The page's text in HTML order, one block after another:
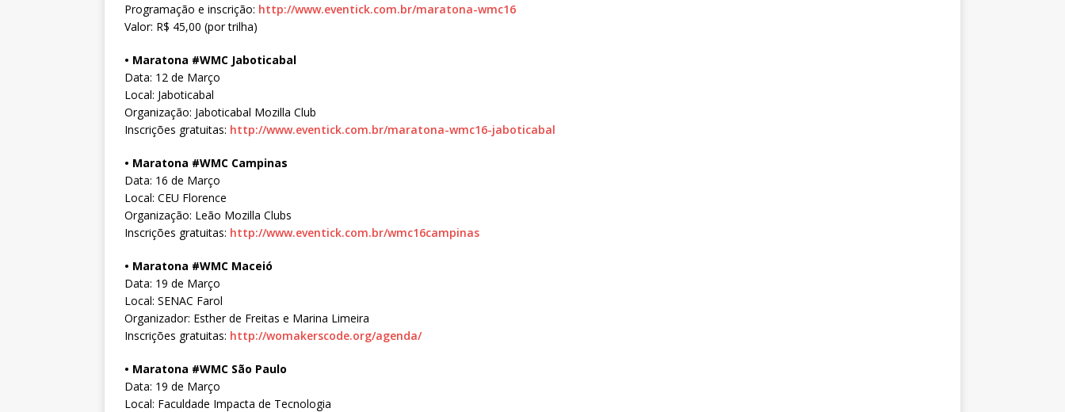
Programação e inscrição: http://www.eventick.com.br/maratona-wmc16
Valor: R$ 45,00 (por trilha)
• Maratona #WMC Jaboticabal
Data: 12 de Março
Local: Jaboticabal
Organização: Jaboticabal Mozilla Club
Inscrições gratuitas: http://www.eventick.com.br/maratona-wmc16-jaboticabal
• Maratona #WMC Campinas
Data: 16 de Março
Local: CEU Florence
Organização: Leão Mozilla Clubs
Inscrições gratuitas: http://www.eventick.com.br/wmc16campinas
• Maratona #WMC Maceió
Data: 19 de Março
Local: SENAC Farol
Organizador: Esther de Freitas e Marina Limeira
Inscrições gratuitas: http://womakerscode.org/agenda/
• Maratona #WMC São Paulo
Data: 19 de Março
Local: Faculdade Impacta de Tecnologia